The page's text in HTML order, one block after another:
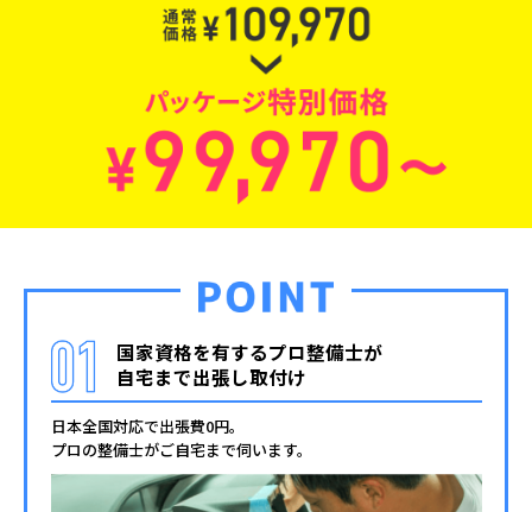
国家資格を有するプロ整備士が
自宅まで出張し取付け
日本全国対応で出張費0円。
プロの整備士がご自宅まで伺います。